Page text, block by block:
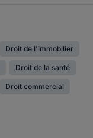
Droit de l'immobilier
Droit de la santé
Droit commercial